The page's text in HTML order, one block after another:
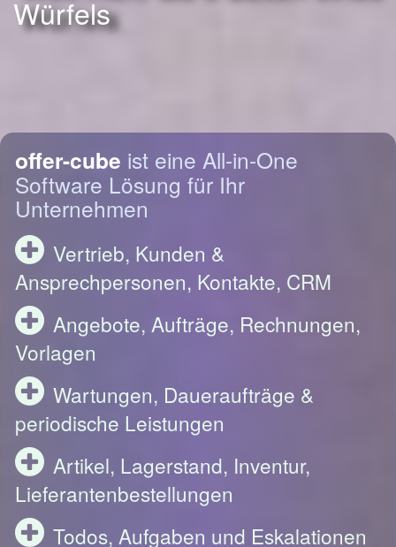
Würfels
offer-cube ist eine All-in-One
Software Lösung für Ihr
Unternehmen
Vertrieb, Kunden &
Ansprechpersonen, Kontakte, CRM
Angebote, Aufträge, Rechnungen,
Vorlagen
Wartungen, Daueraufträge &
periodische Leistungen
Artikel, Lagerstand, Inventur,
Lieferantenbestellungen
Todos, Aufgaben und Eskalationen